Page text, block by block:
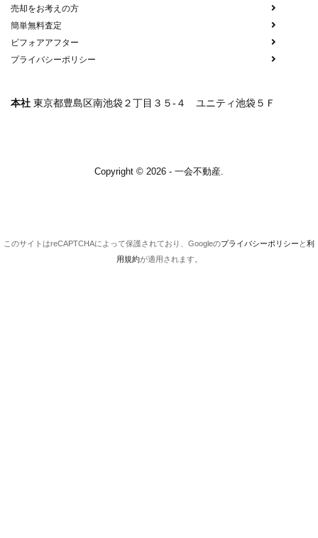
売却をお考えの方
簡単無料査定
ビフォアアフター
プライバシーポリシー
本社 東京都豊島区南池袋２丁目３５-４ ユニティ池袋５Ｆ
Copyright © 2026 - 一会不動産.
このサイトはreCAPTCHAによって保護されており、Googleのプライバシーポリシー と利
用規約が適用されます。